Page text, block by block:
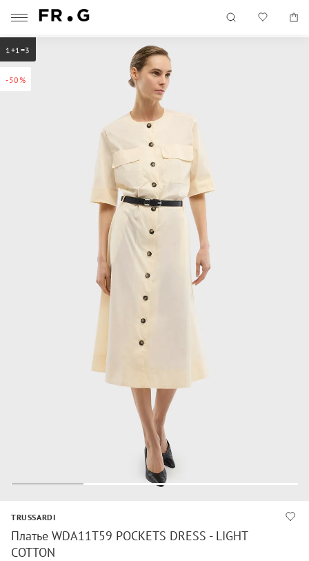
-50%
1+1=3
TRUSSARDI
Платье WDA11T59 POCKETS DRESS - LIGHT
COTTON